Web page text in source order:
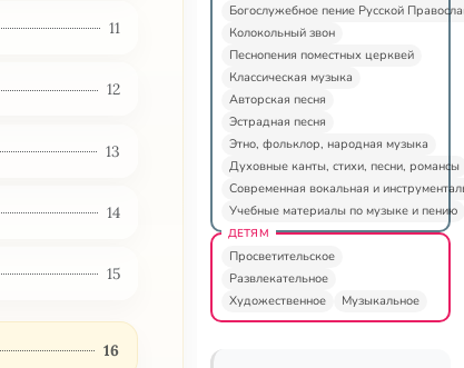
11
12
13
14
15
16
Богослужебное пение Русской
Колокольный звон
Песнопения поместных церквей
Классическая музыка
Авторская песня
Эстрадная песня
Этно, фольклор, народная музыка
Духовные канты, стихи, песни, романсы
Современная вокальная и
Учебные материалы по музыке и пению
ДЕТЯМ
Просветительское
Развлекательное
Художественное
Музыкальное